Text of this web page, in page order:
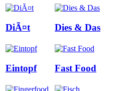
DiÃ¤t Dies & Das
Eintopf Fast Food